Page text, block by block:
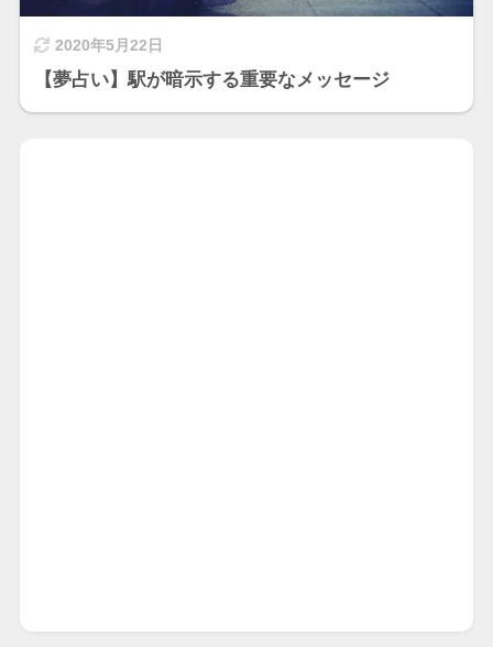
2020年5月22日
【夢占い】駅が暗示する重要なメッセージ